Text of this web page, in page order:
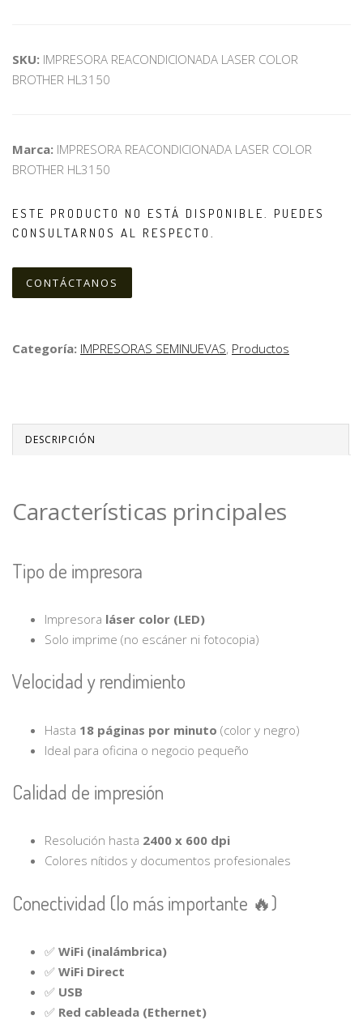
SKU: IMPRESORA REACONDICIONADA LASER COLOR
BROTHER HL3150
Marca: IMPRESORA REACONDICIONADA LASER COLOR
BROTHER HL3150
ESTE PRODUCTO NO ESTÁ DISPONIBLE. PUEDES
CONSULTARNOS AL RESPECTO.
CONTÁCTANOS
Categoría: IMPRESORAS SEMINUEVAS, Productos
DESCRIPCIÓN
Características principales
Tipo de impresora
Impresora láser color (LED)
Solo imprime (no escáner ni fotocopia)
Velocidad y rendimiento
Hasta 18 páginas por minuto (color y negro)
Ideal para oficina o negocio pequeño
Calidad de impresión
Resolución hasta 2400 x 600 dpi
Colores nítidos y documentos profesionales
Conectividad (lo más importante 🔥)
✅ WiFi (inalámbrica)
✅ WiFi Direct
✅ USB
✅ Red cableada (Ethernet)